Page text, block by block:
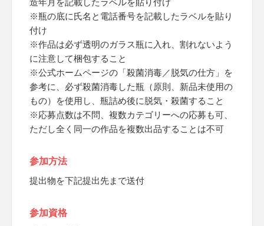
造年月を記載したラベルを貼り付け
※瓶の底に氏名と電話番号を記載したラベルを貼り
付け
※作品は必ず透明のガラス瓶に入れ、割れないよう
に注意して梱包すること
※公式ホームページの「殺菌消毒／脱気の仕方」を
参考に、必ず殺菌消毒した瓶（原則、新品未使用の
もの）を使用し、瓶詰め後に脱気・殺菌すること
※応募点数は不問、複数カテゴリーへの応募も可、
ただし全く同一の作品を複数出品することは不可
参加方法
提出物を下記提出先まで送付
参加資格